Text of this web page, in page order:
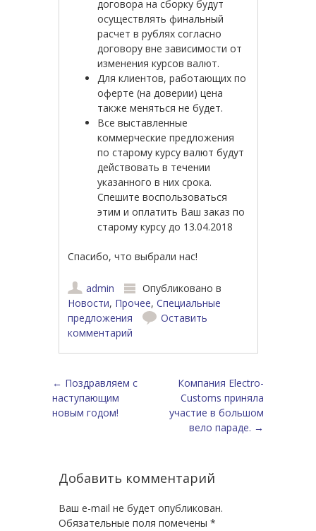
договора на сборку будут
осуществлять финальный
расчет в рублях согласно
договору вне зависимости от
изменения курсов валют.
Для клиентов, работающих по
оферте (на доверии) цена
также меняться не будет.
Все выставленные
коммерческие предложения
по старому курсу валют будут
действовать в течении
указанного в них срока.
Спешите воспользоваться
этим и оплатить Ваш заказ по
старому курсу до 13.04.2018
Спасибо, что выбрали нас!
admin
Опубликовано в
Новости, Прочее,Специальные
предложения
Оставить
комментарий
Навигация по записям
← Поздравляем с
наступающим
новым годом!
Компания Electro-
Customs приняла
участие в большом
вело параде. →
Добавить комментарий
Ваш e-mail не будет опубликован.
Обязательные поля помечены *